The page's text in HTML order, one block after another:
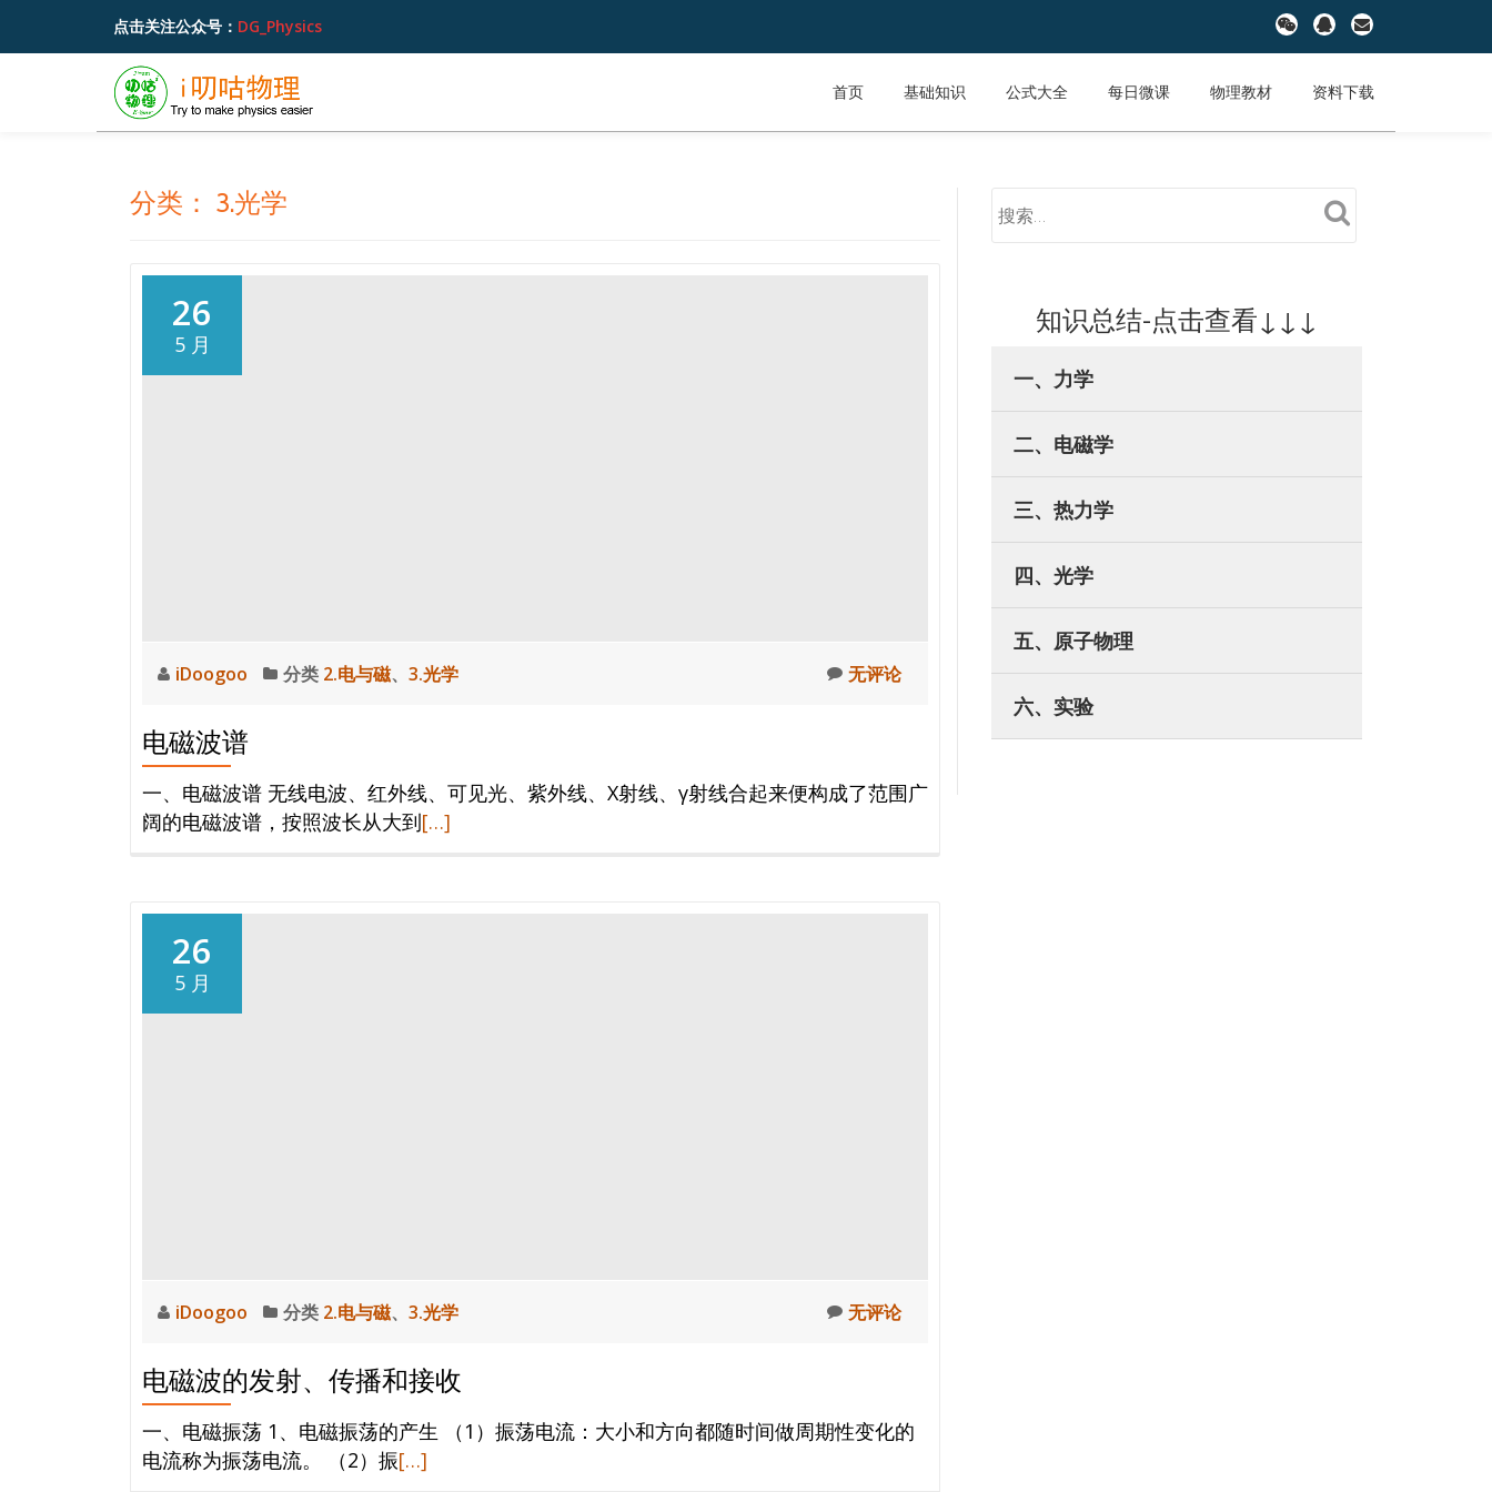
跳
点击关注公众号： DG_Physics
fa-
wechat
fa-
qq
fa-
envelope
首页 基础知识 公式大全 每日微课 物理教材 资料下载
分类： 3.光学
26
5 月
iDoogoo 分类 2.电与磁、 3.光学 无评论
电磁波谱
一、电磁波谱 无线电波、红外线、可见光、紫外线、X射线、γ射线合起来便构成了范围广
阔的电磁波谱，按照波长从大到阅[…]
26
5 月
iDoogoo 分类 2.电与磁、 3.光学 无评论
电磁波的发射、传播和接收
一、电磁振荡 1、电磁振荡的产生 （1）振荡电流：大小和方向都随时间做周期性变化的
电流称为振荡电流。 （2）振阅[…]
知识总结-点击查看↓↓↓
一、力学
二、电磁学
三、热力学
四、光学
五、原子物理
六、实验